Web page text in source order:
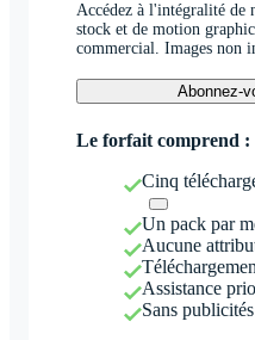
Accédez à l'intégralité de
stock et de motion
commercial. Images non
Abonnez-
Le forfait comprend :
Cinq
Un pack par
Aucune
Assistance
Sans publicités